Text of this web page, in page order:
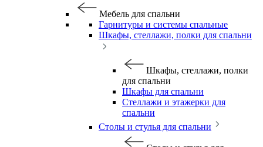
Мебель для спальни
Гарнитуры и системы спальные
Шкафы, стеллажи, полки для спальни
Шкафы, стеллажи, полки
для спальни
Шкафы для спальни
Стеллажи и этажерки для
спальни
Столы и стулья для спальни